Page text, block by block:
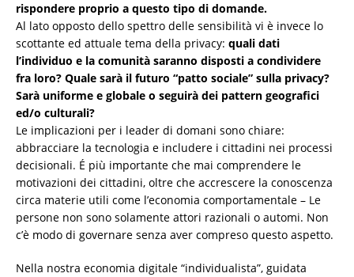
rispondere proprio a questo tipo di domande.
Al lato opposto dello spettro delle sensibilità vi è invece lo
scottante ed attuale tema della privacy: quali dati
l’individuo e la comunità saranno disposti a condividere
fra loro? Quale sarà il futuro “patto sociale” sulla privacy?
Sarà uniforme e globale o seguirà dei pattern geografici
ed/o culturali?
Le implicazioni per i leader di domani sono chiare:
abbracciare la tecnologia e includere i cittadini nei processi
decisionali. É più importante che mai comprendere le
motivazioni dei cittadini, oltre che accrescere la conoscenza
circa materie utili come l’economia comportamentale – Le
persone non sono solamente attori razionali o automi. Non
c’è modo di governare senza aver compreso questo aspetto.
Nella nostra economia digitale “individualista”, guidata